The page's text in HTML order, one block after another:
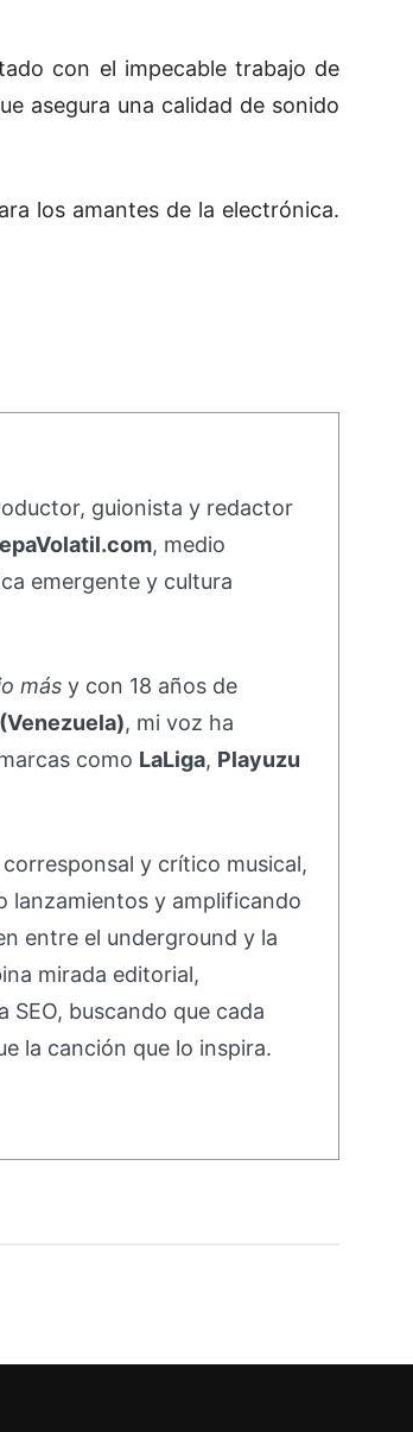
con el impecable trabajo de
asegura una calidad de sonido
los amantes de la electrónica.
guionista y redactor
, medio
emergente y cultura
másy con 18 años de
, mi voz ha
como LaLiga, Playuzu
y crítico musical,
lanzamientos y amplificando
entre el underground y la
mirada editorial,
buscando que cada
la canción que lo inspira.